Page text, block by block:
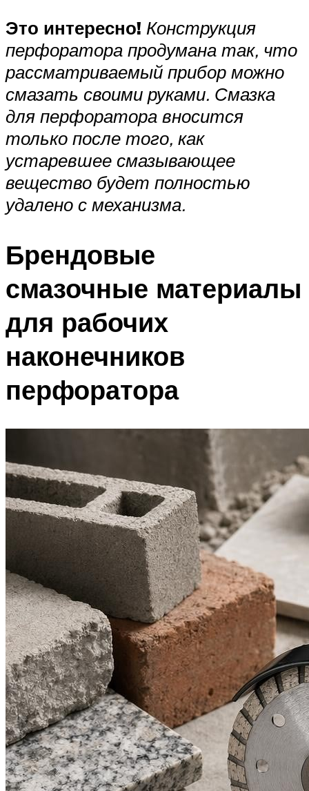
Это интересно! Конструкция
перфоратора продумана так, что
рассматриваемый прибор можно
смазать своими руками. Смазка
для перфоратора вносится
только после того, как
устаревшее смазывающее
вещество будет полностью
удалено с механизма.
Брендовые
смазочные материалы
для рабочих
наконечников
перфоратора